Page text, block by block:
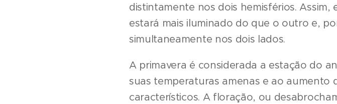
distintamente nos dois hemisférios.
estará mais iluminado do que o outro e,
simultaneamente nos dois lados.
A primavera é considerada a estação do
suas temperaturas amenas e ao aumento
característicos. A floração, ou